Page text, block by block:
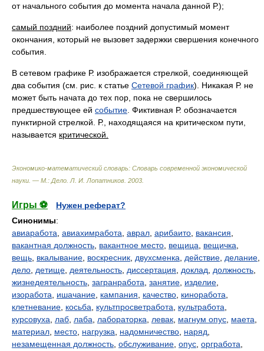
от начального события до момента начала данной Р.);
самый поздний: наиболее поздний допустимый момент
окончания, который не вызовет задержки свершения конечного
события.
В сетевом графике Р. изображается стрелкой, соединяющей
два события (см. рис. к статье Сетевой график). Никакая Р. не
может быть начата до тех пор, пока не свершилось
предшествующее ей событие. Фиктивная Р. обозначается
пунктирной стрелкой. Р., находящаяся на критическом пути,
называется критической.
Экономико-математический словарь: Словарь современной экономической
науки. — М.: Дело Л. И. Лопатников 2003
Игры ⚽
Нужен реферат?
Синонимы:
авиаработа, авиахимработа, аврал, арибаито, вакансия,
вакантная должность, вакантное место, вещица, вещичка,
вещь, вкалывание, воскресник, двухсменка, действие, делание,
дело, детище, деятельность, диссертация, доклад, должность,
жизнедеятельность, загранработа, занятие, изделие,
изоработа, ишачание, кампания, качество, киноработа,
клетневание, косьба, культпросветработа, культработа,
курсовуха, лаб, лаба, лабораторка, левак, магнум опус, маета,
материал, место, нагрузка, надомничество, наряд,
незамещенная должность, обслуживание, опус, оргработа,